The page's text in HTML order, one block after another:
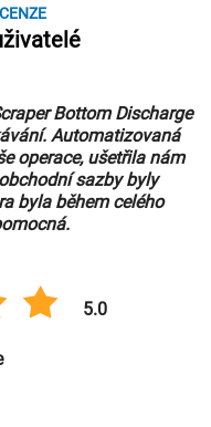
Bottom Discharge
Automatizovaná
operace, ušetřila nám
sazby byly
byla během celého
5.0